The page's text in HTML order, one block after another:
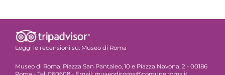
Leggi le recensioni su: Museo di Roma
Museo di Roma, Piazza San Pantaleo, 10 e Piazza Navona, 2 - 00186